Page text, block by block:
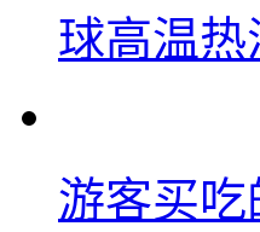
球高温热
游客买